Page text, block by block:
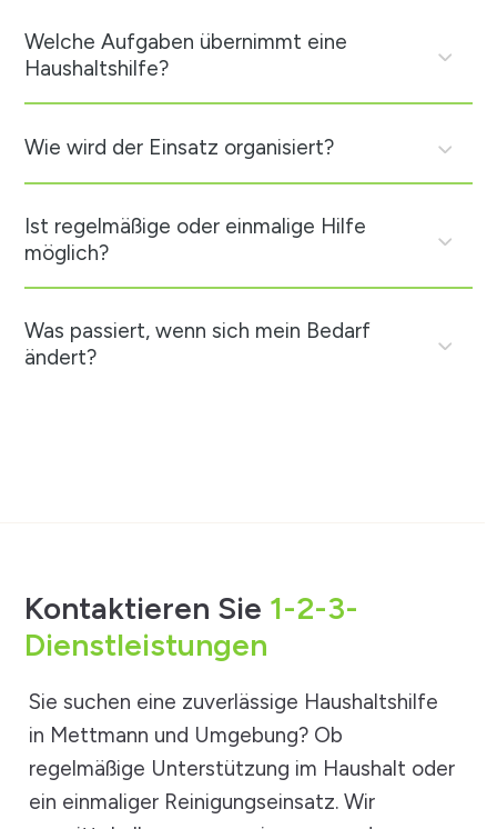
Welche Aufgaben übernimmt eine
Haushaltshilfe?
Wie wird der Einsatz organisiert?
Ist regelmäßige oder einmalige Hilfe
möglich?
Was passiert, wenn sich mein Bedarf
ändert?
Kontaktieren Sie 1-2-3-
Dienstleistungen
Sie suchen eine zuverlässige Haushaltshilfe
in Mettmann und Umgebung? Ob
regelmäßige Unterstützung im Haushalt oder
ein einmaliger Reinigungseinsatz. Wir